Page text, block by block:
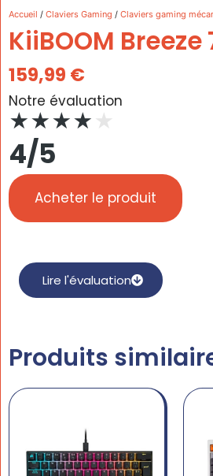
Accueil / Claviers Gaming / Claviers gaming
KiiBOOM Breeze
159,99 €
Notre évaluation
★★★★ ★
4/5
Acheter le produit
Lire l'évaluation
Produits